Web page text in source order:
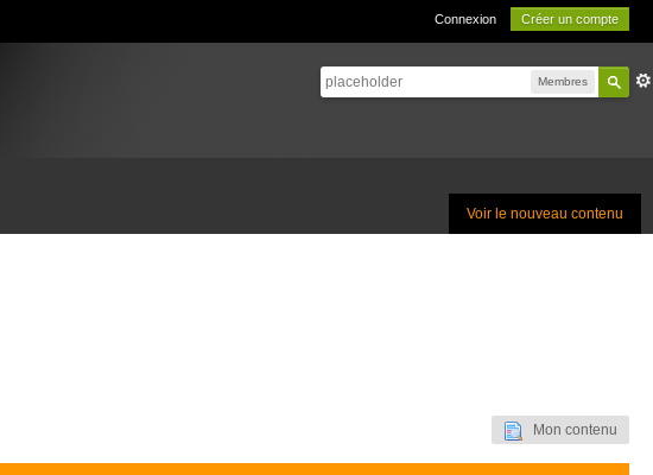
Connexion Créer un compte
Membres
Voir le nouveau contenu
Mon contenu